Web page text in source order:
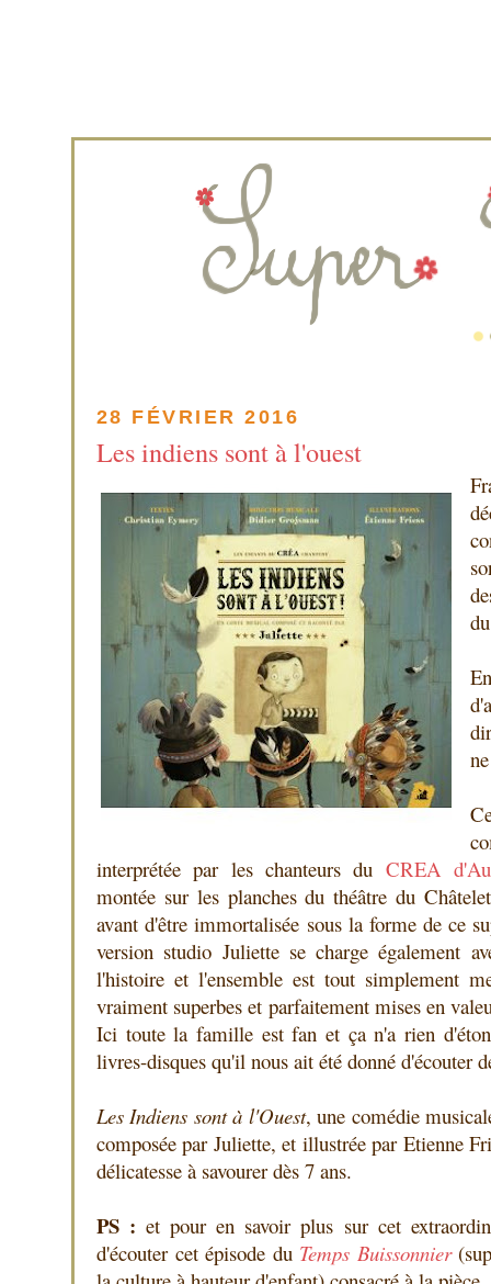
28 FÉVRIER 2016
Les indiens sont à l'ouest
interprétée par les chanteurs du CREA
montée sur les planches du théâtre du
avant d'être immortalisée sous la forme de ce
version studio Juliette se charge également
l'histoire et l'ensemble est tout simplement
vraiment superbes et parfaitement mises en
Ici toute la famille est fan et ça n'a rien
livres-disques qu'il nous ait été donné d'écouter
Les Indiens sont à l'Ouest, une comédie
composée par Juliette, et illustrée par Etienne
délicatesse à savourer dès 7 ans.
PS : et pour en savoir plus sur cet
d'écouter cet épisode du Temps Buissonnier